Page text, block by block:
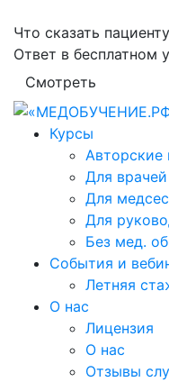
Что сказать
Ответ в бесплатном
Смотреть
Курсы
Авторские
Для врачей
Для
Для
Без мед.
События и
Летняя
О нас
Лицензия
О нас
Отзывы